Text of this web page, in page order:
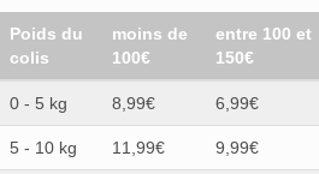
Poids du
colis
moins de
100€
entre 100 et
150€
0 - 5 kg 8,99€ 6,99€
5 - 10 kg 11,99€ 9,99€